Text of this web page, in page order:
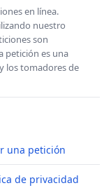
en línea.
nuestro
son
petición es una
los tomadores de
una petición
de privacidad